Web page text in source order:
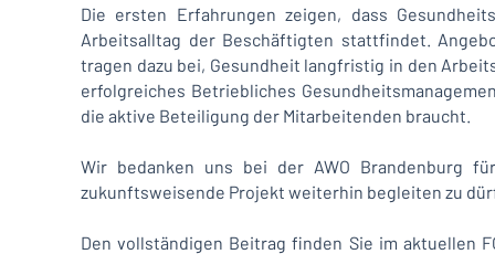
Die ersten Erfahrungen zeigen, dass
Arbeitsalltag der Beschäftigten stattfindet.
tragen dazu bei, Gesundheit langfristig in den
erfolgreiches Betriebliches
die aktive Beteiligung der Mitarbeitenden braucht.
Wir bedanken uns bei der AWO Brandenburg
zukunftsweisende Projekt weiterhin begleiten zu
Den vollständigen Beitrag finden Sie im aktuellen